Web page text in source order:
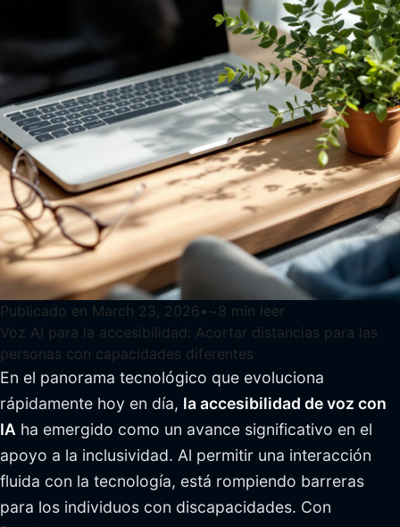
Publicado en March 23, 2026• ~8 min leer
Voz AI para la accesibilidad: Acortar distancias para las
personas con capacidades diferentes
En el panorama tecnológico que evoluciona
rápidamente hoy en día, la accesibilidad de voz con
IA ha emergido como un avance significativo en el
apoyo a la inclusividad. Al permitir una interacción
fluida con la tecnología, está rompiendo barreras
para los individuos con discapacidades. Con